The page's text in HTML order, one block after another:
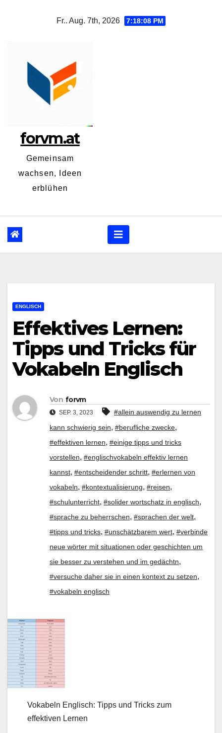
Fr.. Aug. 7th, 2026 7:18:09 PM
forvm.at
Gemeinsam
wachsen, Ideen
erblühen
ENGLISCH
Effektives Lernen:
Tipps und Tricks für
Vokabeln Englisch
Von forvm
SEP. 3, 2023
#allein auswendig zu lernen
kann schwierig sein, #berufliche zwecke,
#effektiven lernen, #einige tipps und tricks
vorstellen, #englischvokabeln effektiv lernen
kannst, #entscheidender schritt, #erlernen von
vokabeln, #kontextualisierung, #reisen,
#schulunterricht, #solider wortschatz in englisch,
#sprache zu beherrschen, #sprachen der welt,
#tipps und tricks, #unschätzbarem wert, #verbinde
neue wörter mit situationen oder geschichten um
sie besser zu verstehen und im gedächtn,
#versuche daher sie in einen kontext zu setzen,
#vokabeln englisch
Vokabeln Englisch: Tipps und Tricks zum
effektiven Lernen